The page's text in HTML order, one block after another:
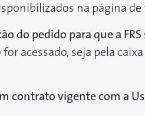
na página
do pedido para que a FRS
acessado, seja pela
contrato vigente com a